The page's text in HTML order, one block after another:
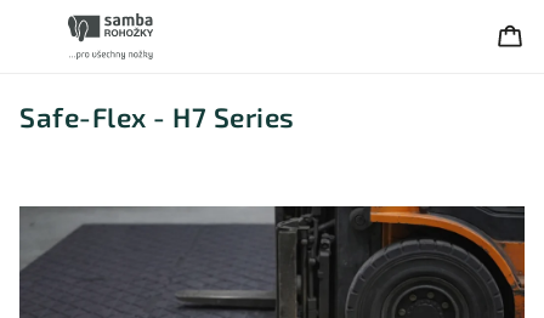
Safe-Flex - H7 Series